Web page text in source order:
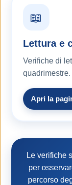
📖
Lettura e
Verifiche di
quadrimestre.
Apri la
Le verifiche
per
percorso